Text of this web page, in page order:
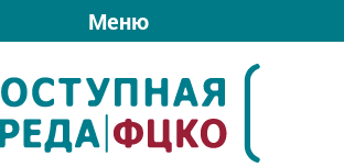
Меню